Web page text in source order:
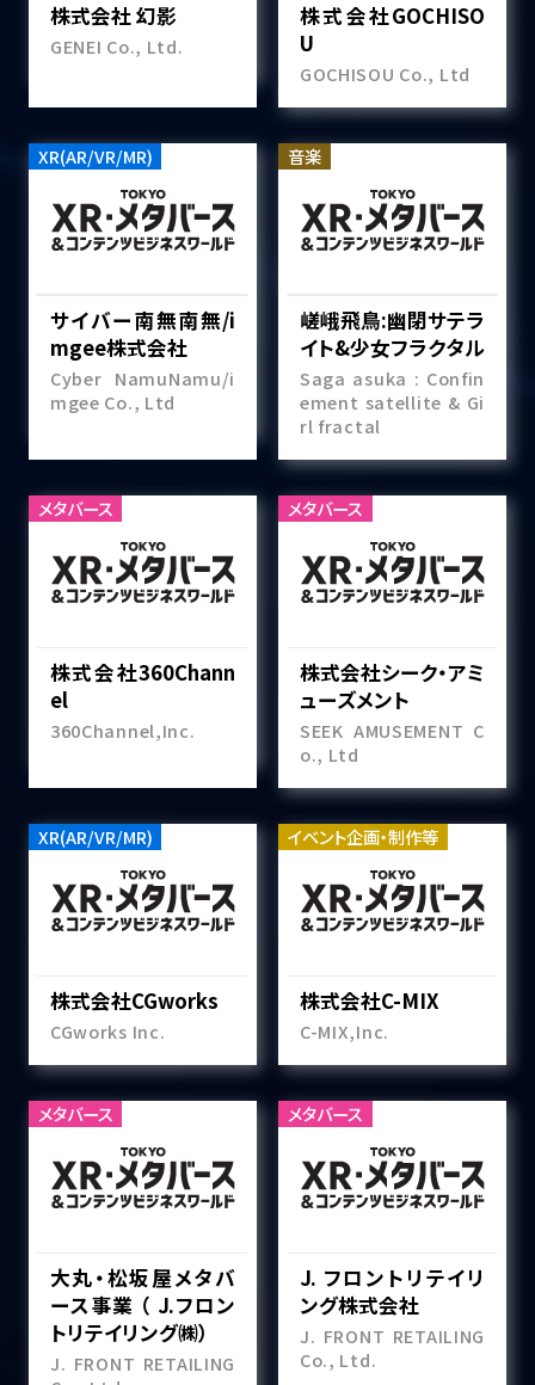
株式会社 幻影
GENEI Co., Ltd.
株式会社GOCHISO
U
GOCHISOU Co., Ltd
XR(AR/VR/MR)
サイバー南無南無/i
mgee株式会社
Cyber NamuNamu/i
mgee Co., Ltd
音楽
嵯峨飛鳥:幽閉サテラ
イト&少女フラクタル
Saga asuka : Confin
ement satellite & Gi
rl fractal
メタバース
株式会社360Chann
el
360Channel,Inc.
メタバース
株式会社シーク・アミ
ューズメント
SEEK AMUSEMENT C
o., Ltd
XR(AR/VR/MR)
株式会社CGworks
CGworks Inc.
イベント企画・制作等
株式会社C-MIX
C-MIX,Inc.
メタバース
大丸・松坂屋メタバ
ース事業 （ J.フロン
トリテイリング㈱）
J. FRONT RETAILING
メタバース
J. フロントリテイリ
ング株式会社
J. FRONT RETAILING
Co., Ltd.